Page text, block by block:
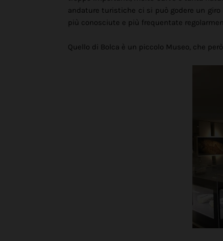
andature turistiche ci si può godere un
più conosciute e più frequentate
Quello di Bolca è u n piccolo Museo, che